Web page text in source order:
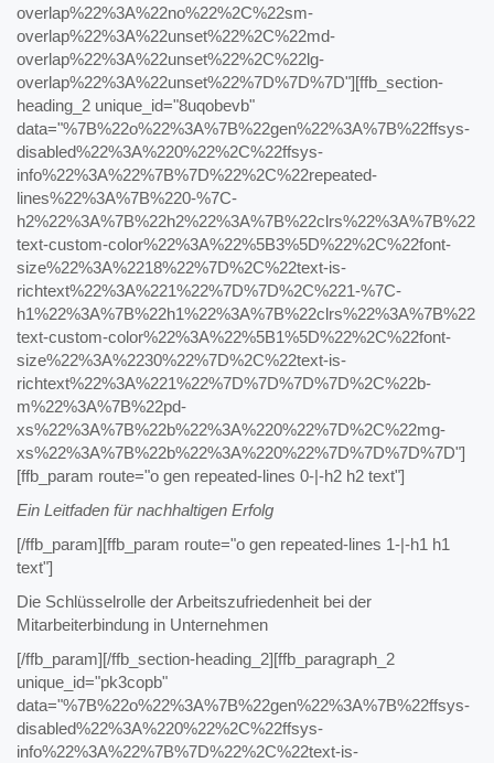
overlap%22%3A%22no%22%2C%22sm-
overlap%22%3A%22unset%22%2C%22md-
overlap%22%3A%22unset%22%2C%22lg-
overlap%22%3A%22unset%22%7D%7D%7D"][ffb_section-
heading_2 unique_id="8uqobevb"
data="%7B%22o%22%3A%7B%22gen%22%3A%7B%22ffsys-
disabled%22%3A%220%22%2C%22ffsys-
info%22%3A%22%7B%7D%22%2C%22repeated-
lines%22%3A%7B%220-%7C-
h2%22%3A%7B%22h2%22%3A%7B%22clrs%22%3A%7B%22
text-custom-color%22%3A%22%5B3%5D%22%2C%22font-
size%22%3A%2218%22%7D%2C%22text-is-
richtext%22%3A%221%22%7D%7D%2C%221-%7C-
h1%22%3A%7B%22h1%22%3A%7B%22clrs%22%3A%7B%22
text-custom-color%22%3A%22%5B1%5D%22%2C%22font-
size%22%3A%2230%22%7D%2C%22text-is-
richtext%22%3A%221%22%7D%7D%7D%7D%2C%22b-
m%22%3A%7B%22pd-
xs%22%3A%7B%22b%22%3A%220%22%7D%2C%22mg-
xs%22%3A%7B%22b%22%3A%220%22%7D%7D%7D%7D"]
[ffb_param route="o gen repeated-lines 0-|-h2 h2 text"]
Ein Leitfaden für nachhaltigen Erfolg
[/ffb_param][ffb_param route="o gen repeated-lines 1-|-h1 h1
text"]
Die Schlüsselrolle der Arbeitszufriedenheit bei der
Mitarbeiterbindung in Unternehmen
[/ffb_param][/ffb_section-heading_2][ffb_paragraph_2
unique_id="pk3copb"
data="%7B%22o%22%3A%7B%22gen%22%3A%7B%22ffsys-
disabled%22%3A%220%22%2C%22ffsys-
info%22%3A%22%7B%7D%22%2C%22text-is-